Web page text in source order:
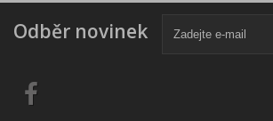
Odběr novinek